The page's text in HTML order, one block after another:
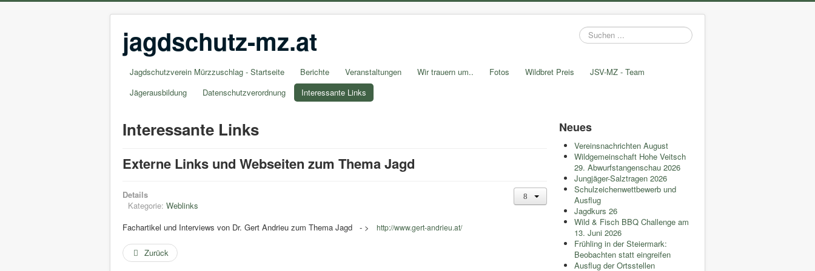
jagdschutz-mz.at
Suchen
...
Jagdschutzverein Mürzzuschlag - Startseite Berichte Veranstaltungen Wir trauern um.. Fotos Wildbret Preis
JSV-MZ - Team
Jägerausbildung
Datenschutzverordnung Interessante Links
Interessante Links
Externe Links und Webseiten zum Thema Jagd
Details
Kategorie: Weblinks
Fachartikel und Interviews von Dr. Gert Andrieu zum Thema Jagd - > http://www.gert-andrieu.at/
Zurück
Neues
Vereinsnachrichten August
Wildgemeinschaft Hohe Veitsch
29. Abwurfstangenschau 2026
Jungjäger-Salztragen 2026
Schulzeichenwettbewerb und
Ausflug
Jagdkurs 26
Wild & Fisch BBQ Challenge am
13. Juni 2026
Frühling in der Steiermark:
Beobachten statt eingreifen
Ausflug der Ortsstellen